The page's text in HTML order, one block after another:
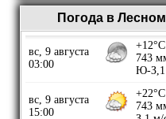
Погода в Лесном